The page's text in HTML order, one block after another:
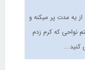
یه مدت پر میکنه و
از 1هفته پوستم نواحی که کرم زدم
کنید...